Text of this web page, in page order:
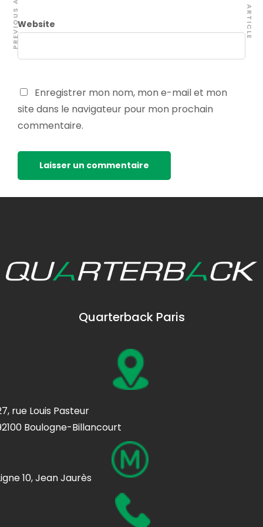
Website
Enregistrer mon nom, mon e-mail et mon
site dans le navigateur pour mon prochain
commentaire.
Quarterback Paris
rue Louis Pasteur
Boulogne-Billancourt
10, Jean Jaurès